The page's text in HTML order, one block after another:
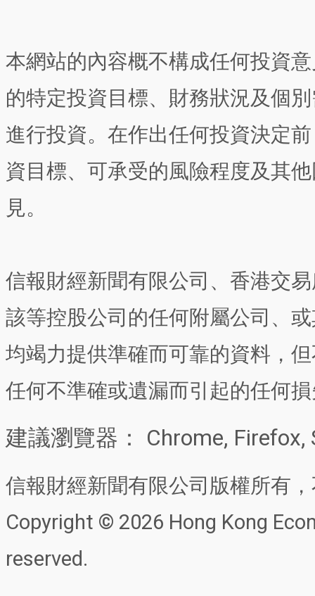
本網站的內容概不構成任何投資
的特定投資目標、財務狀況及個
進行投資。在作出任何投資決定
資目標、可承受的風險程度及其
見。
信報財經新聞有限公司、香港交
該等控股公司的任何附屬公司、
均竭力提供準確而可靠的資料，
任何不準確或遺漏而引起的任何
建議瀏覽器： Chrome, Firefox,
信報財經新聞有限公司版權所有
Copyright © 2026 Hong Kong
reserved.